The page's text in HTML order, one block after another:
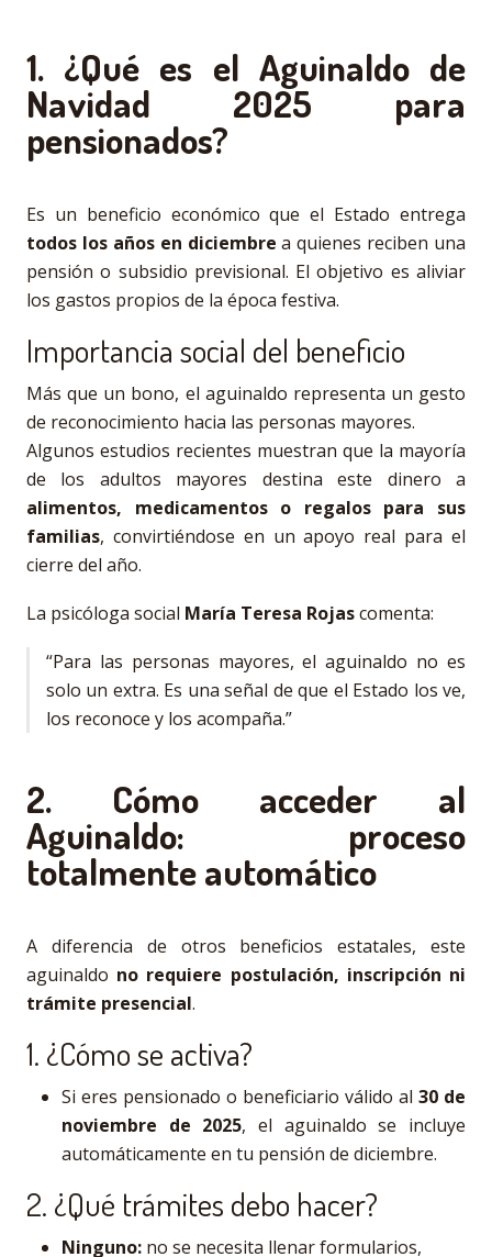
1. ¿Qué es el Aguinaldo de
Navidad 2025 para
pensionados?
Es un beneficio económico que el Estado entrega
todos los años en diciembre a quienes reciben una
pensión o subsidio previsional. El objetivo es aliviar
los gastos propios de la época festiva.
Importancia social del beneficio
Más que un bono, el aguinaldo representa un gesto
de reconocimiento hacia las personas mayores.
Algunos estudios recientes muestran que la mayoría
de los adultos mayores destina este dinero a
alimentos, medicamentos o regalos para sus
familias, convirtiéndose en un apoyo real para el
cierre del año.
La psicóloga social María Teresa Rojascomenta:
“Para las personas mayores, el aguinaldo no es
solo un extra. Es una señal de que el Estado los ve,
los reconoce y los acompaña.”
2. Cómo acceder al
Aguinaldo: proceso
totalmente automático
A diferencia de otros beneficios estatales, este
aguinaldo no requiere postulación, inscripción ni
trámite presencial.
1. ¿Cómo se activa?
Si eres pensionado o beneficiario válido al 30 de
noviembre de 2025, el aguinaldo se incluye
automáticamente en tu pensión de diciembre.
2. ¿Qué trámites debo hacer?
Ninguno: no se necesita llenar formularios,